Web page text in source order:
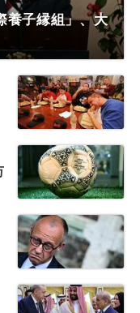
養子縁組」、大